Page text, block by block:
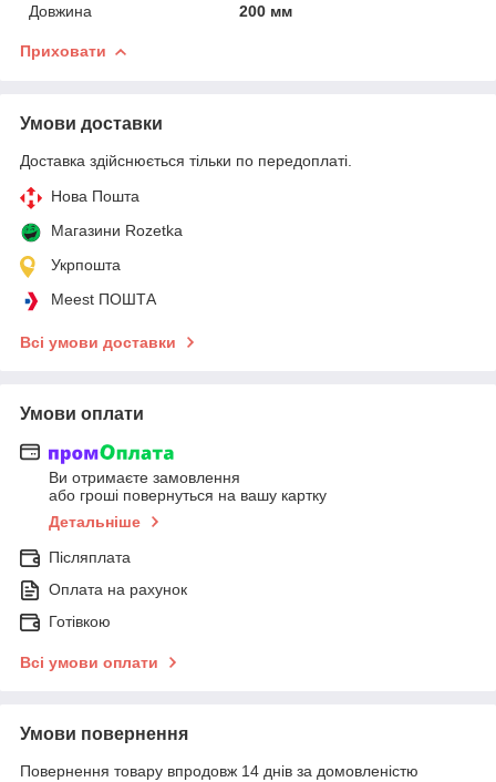
Довжина
200 мм
Приховати
Умови доставки
Доставка здійснюється тільки по передоплаті.
Нова Пошта
Магазини Rozetka
Укрпошта
Meest ПОШТА
Всі умови доставки
Умови оплати
Ви отримаєте замовлення
або гроші повернуться на вашу картку
Детальніше
Післяплата
Оплата на рахунок
Готівкою
Всі умови оплати
Умови повернення
Повернення товару впродовж 14 днів за домовленістю